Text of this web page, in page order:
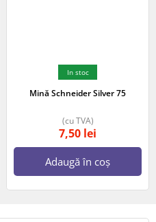
In stoc
Mină Schneider Silver 75
7,50 lei
(cu TVA)
Adaugă în coș